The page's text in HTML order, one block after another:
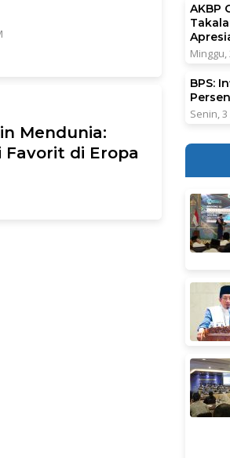
Mendunia:
Favorit di Eropa
AKBP
Minggu,
BPS:
Persen
Senin,